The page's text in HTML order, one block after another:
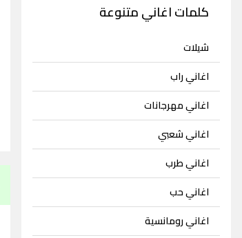
كلمات اغاني متنوعة
شيلات
اغاني راب
اغاني مهرجانات
اغاني شعبي
اغاني طرب
اغاني حب
اغاني رومانسية